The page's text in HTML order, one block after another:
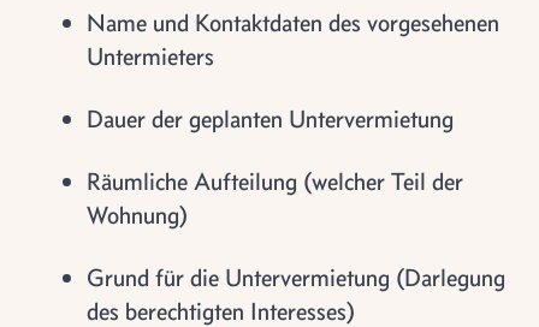
Name und Kontaktdaten des vorgesehenen
Untermieters
Dauer der geplanten Untervermietung
Räumliche Aufteilung (welcher Teil der
Wohnung)
Grund für die Untervermietung (Darlegung
des berechtigten Interesses)